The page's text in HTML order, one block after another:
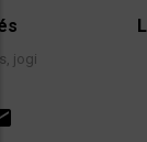
LBS